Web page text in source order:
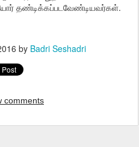
தண்டிக்கப்படவேண்டியவர்கள்.
by Badri Seshadri
comments